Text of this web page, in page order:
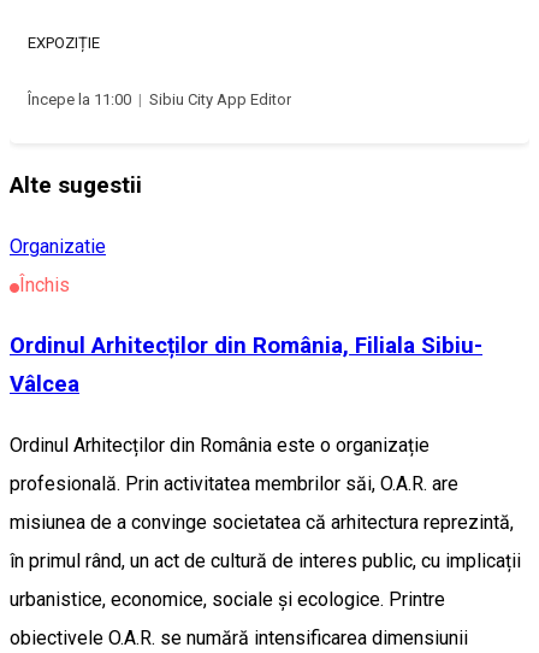
EXPOZIȚIE
Începe la 11:00 | Sibiu City App Editor
Alte sugestii
Organizatie
Închis
Ordinul Arhitecților din România, Filiala Sibiu-
Vâlcea
Ordinul Arhitecților din România este o organizație
profesională. Prin activitatea membrilor săi, O.A.R. are
misiunea de a convinge societatea că arhitectura reprezintă,
în primul rând, un act de cultură de interes public, cu implicații
urbanistice, economice, sociale și ecologice. Printre
obiectivele O.A.R. se numără intensificarea dimensiunii